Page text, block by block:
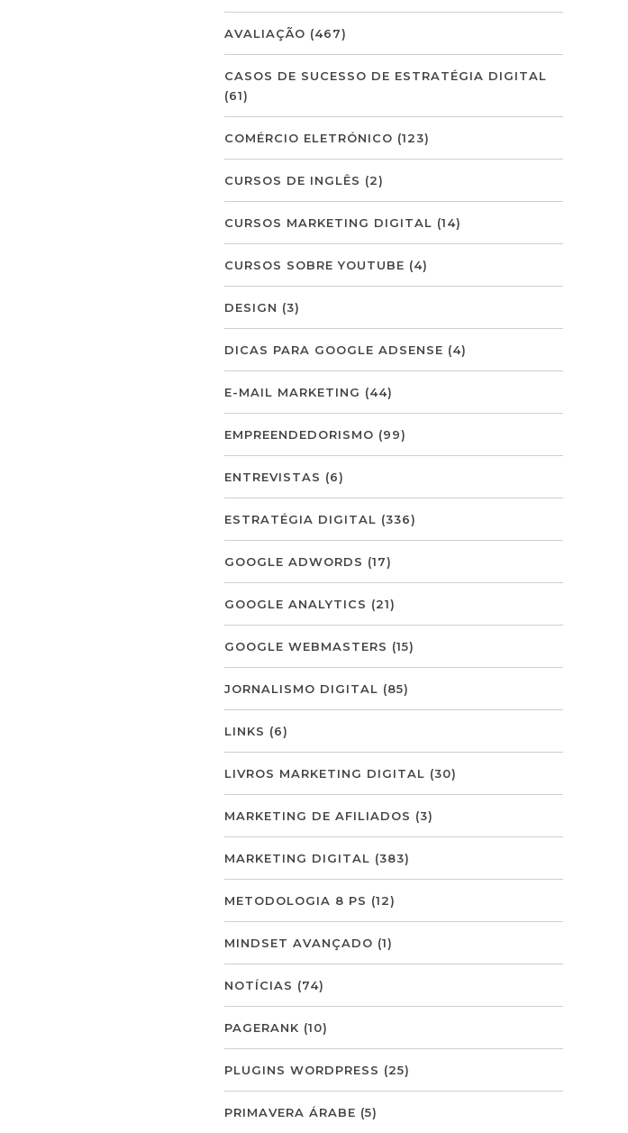
AVALIAÇÃO (467)
CASOS DE SUCESSO DE ESTRATÉGIA DIGITAL
(61)
COMÉRCIO ELETRÓNICO (123)
CURSOS DE INGLÊS (2)
CURSOS MARKETING DIGITAL (14)
CURSOS SOBRE YOUTUBE (4)
DESIGN (3)
DICAS PARA GOOGLE ADSENSE (4)
E-MAIL MARKETING (44)
EMPREENDEDORISMO (99)
ENTREVISTAS (6)
ESTRATÉGIA DIGITAL (336)
GOOGLE ADWORDS (17)
GOOGLE ANALYTICS (21)
GOOGLE WEBMASTERS (15)
JORNALISMO DIGITAL (85)
LINKS (6)
LIVROS MARKETING DIGITAL (30)
MARKETING DE AFILIADOS (3)
MARKETING DIGITAL (383)
METODOLOGIA 8 PS (12)
MINDSET AVANÇADO (1)
NOTÍCIAS (74)
PAGERANK (10)
PLUGINS WORDPRESS (25)
PRIMAVERA ÁRABE (5)